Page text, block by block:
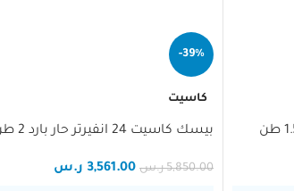
-39%
كاسيت
بيسك كاسيت 24 انفيرتر حار بارد 2 طن
5,850.00 ر.س 3,561.00 ر.س
مساعد تلال الجليد الذكي!